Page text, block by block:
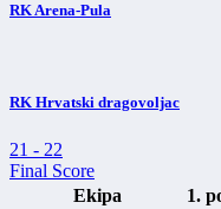
RK Arena-Pula
RK Hrvatski dragovoljac
21 - 22
Final Score
Ekipa
1.